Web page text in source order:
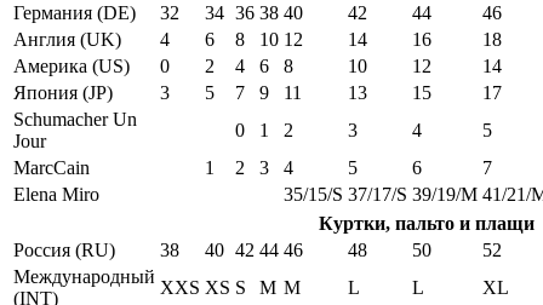
Германия (DE)
32 34 36 38 40 42 44
46
Англия (UK)
4 6 8 10 12 14 16
18
Америка (US)
0 2 4 6 8 10 12
14
Япония (JP)
3 5 7 9 11 13 15
17
Schumacher Un
Jour
0 1 2 3 4
5
MarcCain
1 2 3 4 5 6
7
Elena Miro
35/15/S 37/17/S 39/19/M 41/21/
Куртки, пальто и плащи
Россия (RU)
38 40 42 44 46 48 50
52
Международный
(INT)
XXS XS S M M L L
XL